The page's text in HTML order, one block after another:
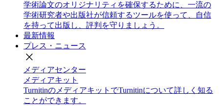
学術論文のオリジナリティを確保するために、一流の
学術研究者や出版社が信頼するツールを使って、自信
を持って出版し、評判を守りましょう。
最新情報
プレス・ニュース
close
メディアセンター
メディアキット
TurnitinのメディアキットでTurnitinについて詳しく知る
ことができます。